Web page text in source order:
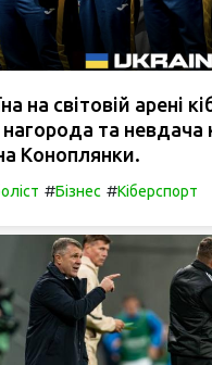
на світовій арені
та невдача
Коноплянки.
#Бізнес #Кіберспорт